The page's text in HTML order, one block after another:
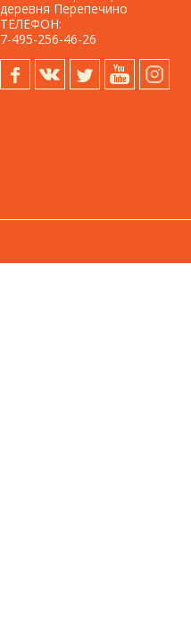
деревня Перепечино
ТЕЛЕФОН:
7-495-256-46-26